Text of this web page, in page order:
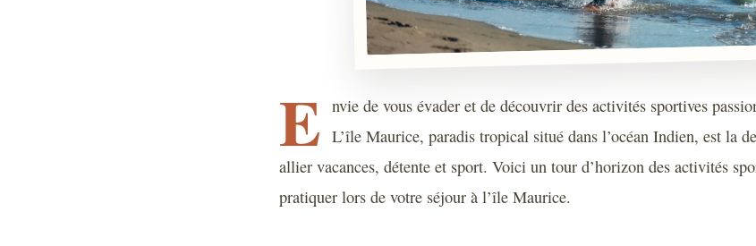
E nvie de vous évader et de découvrir des activités sportives
L’île Maurice, paradis tropical situé dans l’océan Indien, est la
allier vacances, détente et sport. Voici un tour d’horizon des activités
pratiquer lors de votre séjour à l’île Maurice.